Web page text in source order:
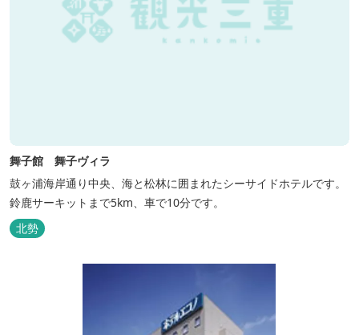
舞子館 舞子ヴィラ
鼓ヶ浦海岸通り中央、海と松林に囲まれたシーサイドホテルです。
鈴鹿サーキットまで5km、車で10分です。
北勢